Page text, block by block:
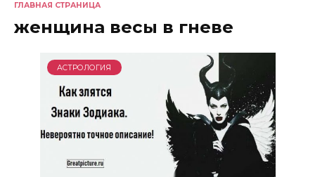
ГЛАВНАЯ СТРАНИЦА
женщина весы в гневе
АСТРОЛОГИЯ